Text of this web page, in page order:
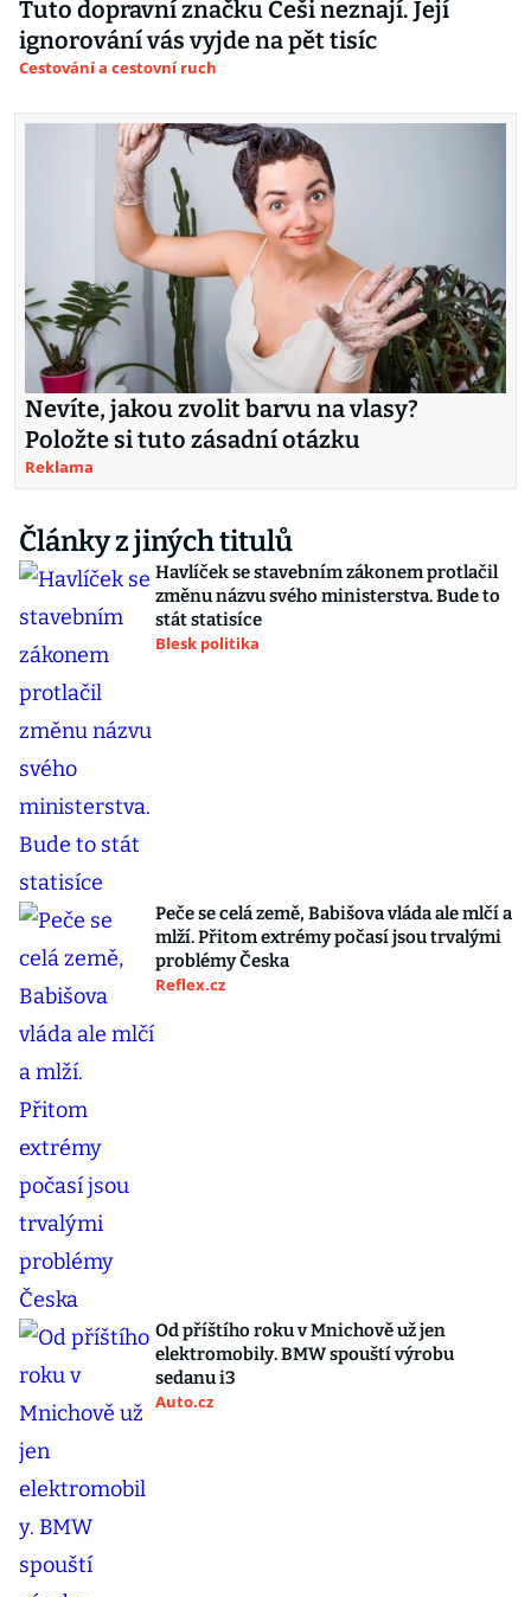
Tuto dopravní značku Češi neznají. Její
ignorování vás vyjde na pět tisíc
Cestování a cestovní ruch
Nevíte, jakou zvolit barvu na vlasy?
Položte si tuto zásadní otázku
Reklama
Články z jiných titulů
Havlíček se stavebním zákonem protlačil
změnu názvu svého ministerstva. Bude to
stát statisíce
Blesk politika
Peče se celá země, Babišova vláda ale mlčí a
mlží. Přitom extrémy počasí jsou trvalými
problémy Česka
Reflex.cz
Od příštího roku v Mnichově už jen
elektromobily. BMW spouští výrobu
sedanu i3
Auto.cz